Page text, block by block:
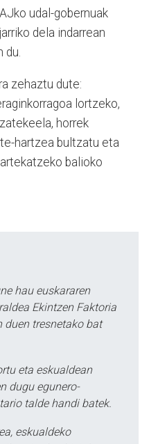
udal-gobernuak
dela indarrean
du.
zehaztu dute:
lortzeko,
horrek
hartzea bultzatu eta
balioko
hau euskararen
Ekintzen Faktoria
duen tresnetako bat
eta eskualdean
dugu egunero-
talde handi batek.
eskualdeko